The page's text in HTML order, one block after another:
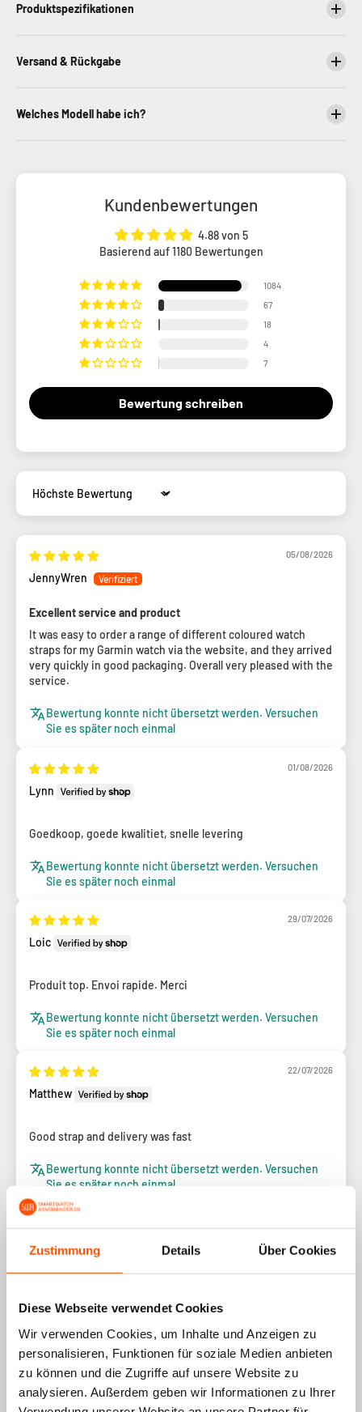
Zustimmung Details Über Cookies
Diese Webseite verwendet Cookies
Wir verwenden Cookies, um Inhalte und Anzeigen zu
personalisieren, Funktionen für soziale Medien anbieten
zu können und die Zugriffe auf unsere Website zu
analysieren. Außerdem geben wir Informationen zu Ihrer
Produktspezifikationen
Versand & Rückgabe
Welches Modell habe ich?
Kundenbewertungen
4.88 von 5
Basierend auf 1180 Bewertungen
1084
67
18
4
7
Bewertung schreiben
Sort by
05/08/2026
JennyWren
Excellent service and product
It was easy to order a range of different coloured watch
straps for my Garmin watch via the website, and they arrived
very quickly in good packaging. Overall very pleased with the
service.
Bewertung konnte nicht übersetzt werden. Versuchen
Sie es später noch einmal
01/08/2026
Lynn
Goedkoop, goede kwalitiet, snelle levering
Bewertung konnte nicht übersetzt werden. Versuchen
Sie es später noch einmal
29/07/2026
Loic
Produit top. Envoi rapide. Merci
Bewertung konnte nicht übersetzt werden. Versuchen
Sie es später noch einmal
22/07/2026
Matthew
Good strap and delivery was fast
Bewertung konnte nicht übersetzt werden. Versuchen
Sie es später noch einmal
1 2 3
Beliebteste Wahl